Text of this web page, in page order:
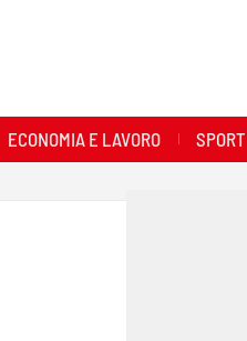
ECONOMIA E LAVORO SPORT